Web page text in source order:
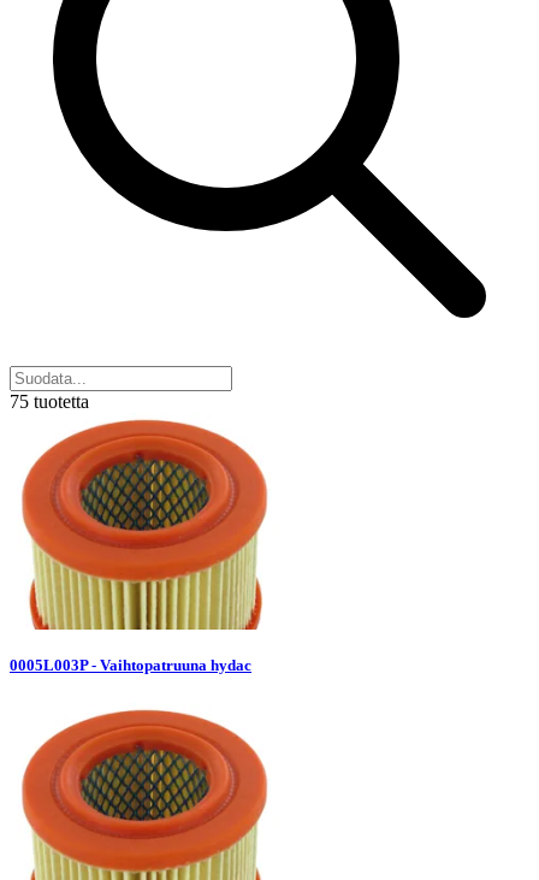
75 tuotetta
0005L003P - Vaihtopatruuna hydac